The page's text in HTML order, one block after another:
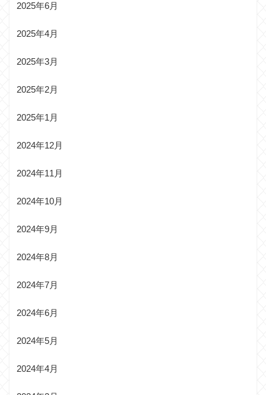
2025年6月
2025年4月
2025年3月
2025年2月
2025年1月
2024年12月
2024年11月
2024年10月
2024年9月
2024年8月
2024年7月
2024年6月
2024年5月
2024年4月